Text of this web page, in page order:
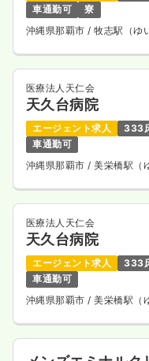
車通勤可
寮
沖縄県那覇市 / 牧志駅（ゆ
医療法人天仁会
天久台病院
エージェント求人 333
車通勤可
沖縄県那覇市 / 美栄橋駅（
医療法人天仁会
天久台病院
エージェント求人 333
車通勤可
沖縄県那覇市 / 美栄橋駅（